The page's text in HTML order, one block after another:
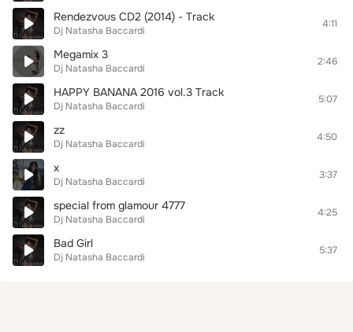
Rendezvous CD2 (2014) - Track
Dj Natasha Baccardi
4:11
Megamix 3
Dj Natasha Baccardi
2:46
HAPPY BANANA 2016 vol.3 Track
Dj Natasha Baccardi
5:07
zz
Dj Natasha Baccardi
4:50
x
Dj Natasha Baccardi
3:37
special from glamour 4777
Dj Natasha Baccardi
4:25
Bad Girl
Dj Natasha Baccardi
5:37